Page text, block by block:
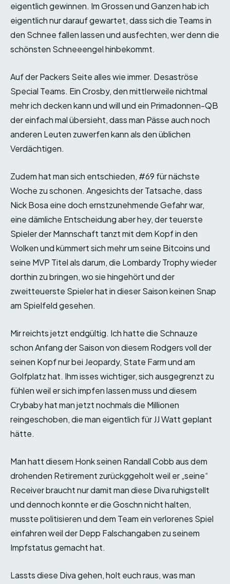
eigentlich gewinnen. Im Grossen und Ganzen hab ich
eigentlich nur darauf gewartet, dass sich die Teams in
den Schnee fallen lassen und ausfechten, wer denn die
schönsten Schneeengel hinbekommt.
Auf der Packers Seite alles wie immer. Desaströse
Special Teams. Ein Crosby, den mittlerweile nichtmal
mehr ich decken kann und will und ein Primadonnen-QB
der einfach mal übersieht, dass man Pässe auch noch
anderen Leuten zuwerfen kann als den üblichen
Verdächtigen.
Zudem hat man sich entschieden, #69 für nächste
Woche zu schonen. Angesichts der Tatsache, dass
Nick Bosa eine doch ernstzunehmende Gefahr war,
eine dämliche Entscheidung aber hey, der teuerste
Spieler der Mannschaft tanzt mit dem Kopf in den
Wolken und kümmert sich mehr um seine Bitcoins und
seine MVP Titel als darum, die Lombardy Trophy wieder
dorthin zu bringen, wo sie hingehört und der
zweitteuerste Spieler hat in dieser Saison keinen Snap
am Spielfeld gesehen.
Mir reichts jetzt endgültig. Ich hatte die Schnauze
schon Anfang der Saison von diesem Rodgers voll der
seinen Kopf nur bei Jeopardy, State Farm und am
Golfplatz hat. Ihm isses wichtiger, sich ausgegrenzt zu
fühlen weil er sich impfen lassen muss und diesem
Crybaby hat man jetzt nochmals die Millionen
reingeschoben, die man eigentlich für JJ Watt geplant
hätte.
Man hatt diesem Honk seinen Randall Cobb aus dem
drohenden Retirement zurückggeholt weil er „seine“
Receiver braucht nur damit man diese Diva ruhigstellt
und dennoch konnte er die Goschn nicht halten,
musste politisieren und dem Team ein verlorenes Spiel
einfahren weil der Depp Falschangaben zu seinem
Impfstatus gemacht hat.
Lassts diese Diva gehen, holt euch raus, was man